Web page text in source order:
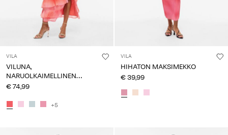
VILA
VILUNA,
NARUOLKAIMELLINEN
MAKSIMEKKO
€ 74,99
+5
VILA
HIHATON MAKSIMEKKO
€ 39,99